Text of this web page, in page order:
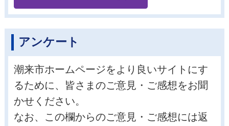
アンケート
潮来市ホームページをより良いサイトにす
るために、皆さまのご意見・ご感想をお聞
かせください。
なお、この欄からのご意見・ご感想には返